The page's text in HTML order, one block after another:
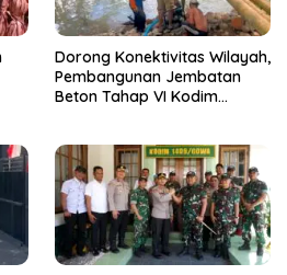
Dorong Konektivitas Wilayah,
Pembangunan Jembatan
Beton Tahap VI Kodim